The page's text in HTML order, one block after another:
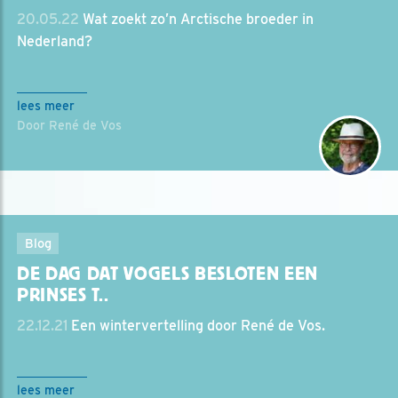
20.05.22 Wat zoekt zo’n Arctische broeder in
Nederland?
lees meer
Door René de Vos
Blog
DE DAG DAT VOGELS BESLOTEN EEN
PRINSES T..
22.12.21 Een wintervertelling door René de Vos.
lees meer